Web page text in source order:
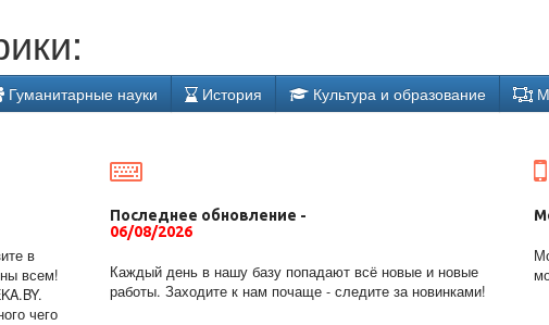
Гуманитарные науки История Культура и образование
в
всем!
чего
Последнее обновление -
06/08/2026
Каждый день в нашу базу попадают всё новые и новые
работы. Заходите к нам почаще - следите за новинками!